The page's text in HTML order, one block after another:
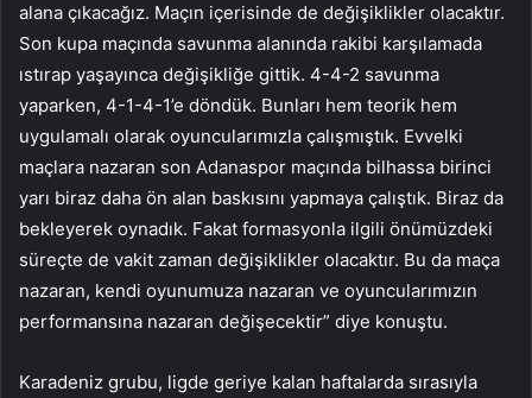
alana çıkacağız. Maçın içerisinde de değişiklikler olacaktır.
Son kupa maçında savunma alanında rakibi karşılamada
ıstırap yaşayınca değişikliğe gittik. 4-4-2 savunma
yaparken, 4-1-4-1’e döndük. Bunları hem teorik hem
uygulamalı olarak oyuncularımızla çalışmıştık. Evvelki
maçlara nazaran son Adanaspor maçında bilhassa birinci
yarı biraz daha ön alan baskısını yapmaya çalıştık. Biraz da
bekleyerek oynadık. Fakat formasyonla ilgili önümüzdeki
süreçte de vakit zaman değişiklikler olacaktır. Bu da maça
nazaran, kendi oyunumuza nazaran ve oyuncularımızın
performansına nazaran değişecektir” diye konuştu.
Karadeniz grubu, ligde geriye kalan haftalarda sırasıyla